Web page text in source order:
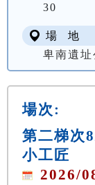
30
場 地
卑南遺址
場次:
第二梯次
小工匠
2026/